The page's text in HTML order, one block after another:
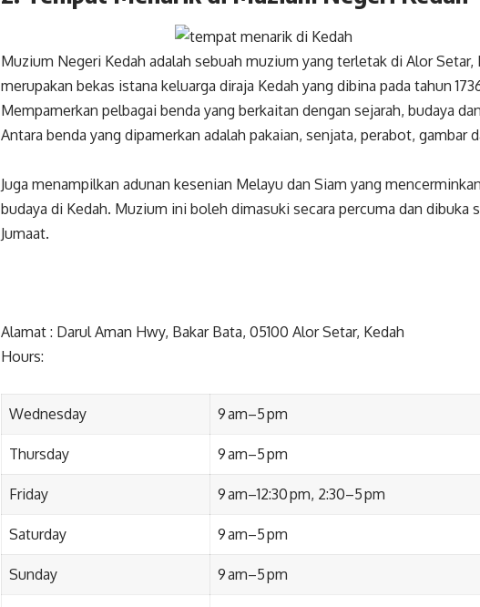
Muzium Negeri Kedah adalah sebuah muzium yang terletak di Alor Setar,
merupakan bekas istana keluarga diraja Kedah yang dibina pada tahun
Mempamerkan pelbagai benda yang berkaitan dengan sejarah, budaya
Antara benda yang dipamerkan adalah pakaian, senjata, perabot, gambar
Juga menampilkan adunan kesenian Melayu dan Siam yang
budaya di Kedah. Muzium ini boleh dimasuki secara percuma dan dibuka
Jumaat.
Alamat : Darul Aman Hwy, Bakar Bata, 05100 Alor Setar, Kedah
Hours:
Wednesday 9 am–5 pm
Thursday 9 am–5 pm
Friday 9 am–12:30 pm, 2:30–5 pm
Saturday 9 am–5 pm
Sunday 9 am–5 pm